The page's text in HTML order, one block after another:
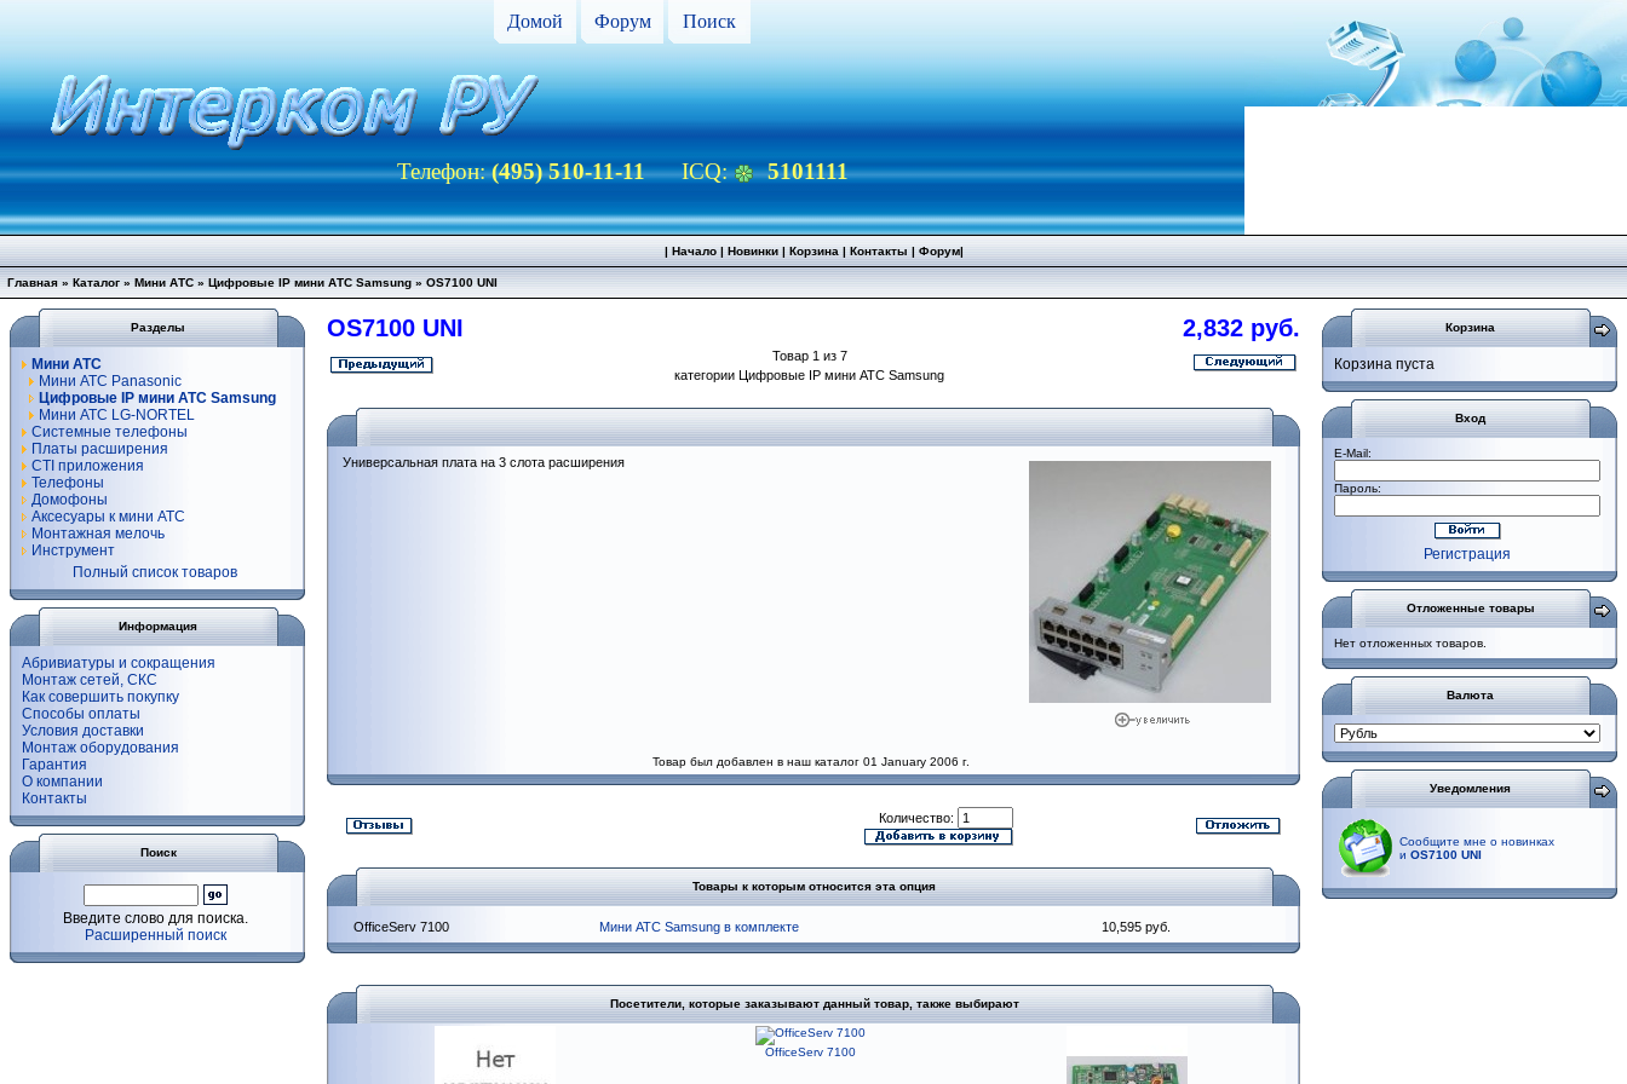
Домой Форум Поиск
Телефон:(495) 510-11-11ICQ: 5101111
| Начало| Новинки| Корзина | Контакты | Форум|
Главная » Каталог » Мини АТС » Цифровые IP мини АТС Samsung » OS7100 UNI
Разделы
Мини АТС
Мини АТС Panasonic
Цифровые IP мини АТС Samsung
Мини АТС LG-NORTEL
Системные телефоны
Платы расширения
CTI приложения
Телефоны
Домофоны
Аксесуары к мини АТС
Монтажная мелочь
Инструмент
Полный список товаров
Информация
Абривиатуры и сокращения
Монтаж сетей, СКС
Как совершить покупку
Способы оплаты
Условия доставки
Монтаж оборудования
Гарантия
О компании
Контакты
Поиск
Введите слово для поиска.
Расширенный поиск
OS7100 UNI 2,832 руб.
Товар 1 из 7
категории Цифровые IP мини АТС Samsung
Универсальная плата на 3 слота расширения
Товар был добавлен в наш каталог 01 January 2006 г.
Количество:
Товары к которым относится эта опция
OfficeServ 7100 Мини АТС Samsung в комплекте 10,595 руб.
Посетители, которые заказывают данный товар, также выбирают
OfficeServ 7100
Корзина
Корзина пуста
Вход
E-Mail:
Пароль:
Регистрация
Отложенные товары
Нет отложенных товаров.
Валюта
Уведомления
Сообщите мне о новинках
и OS7100 UNI